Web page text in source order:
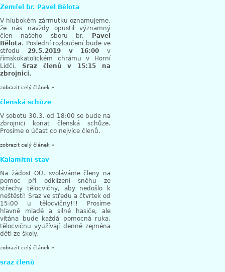
Zemřel br. Pavel Bělota
V hlubokém zármutku oznamujeme,
že nás navždy opustil významný
člen našeho sboru br.
Pavel
Bělota. Poslední rozloučení bude ve
středu 29.5.2019 v 16:00 v
římskokatolickém chrámu v Horní
Lidči. Sraz členů v 15:15 na
zbrojnici.
zobrazit celý článek »
členská schůze
V sobotu 30.3. od 18:00 se bude na
zbrojnici konat členská schůze.
Prosíme o účast co nejvíce členů.
zobrazit celý článek »
Kalamitní stav
Na žádost OÚ, svoláváme členy na
pomoc při odklízení sněhu ze
střechy tělocvičny, aby nedošlo k
neštěstí! Sraz ve středu a čtvrtek od
15:00 u tělocvičny!!! Prosíme
hlavně mladé a silné hasiče, ale
vítána bude každá pomocná ruka,
tělocvičnu využívají denně zejména
děti ze školy.
zobrazit celý článek »
sraz členů